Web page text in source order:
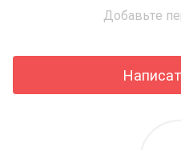
Добавьте